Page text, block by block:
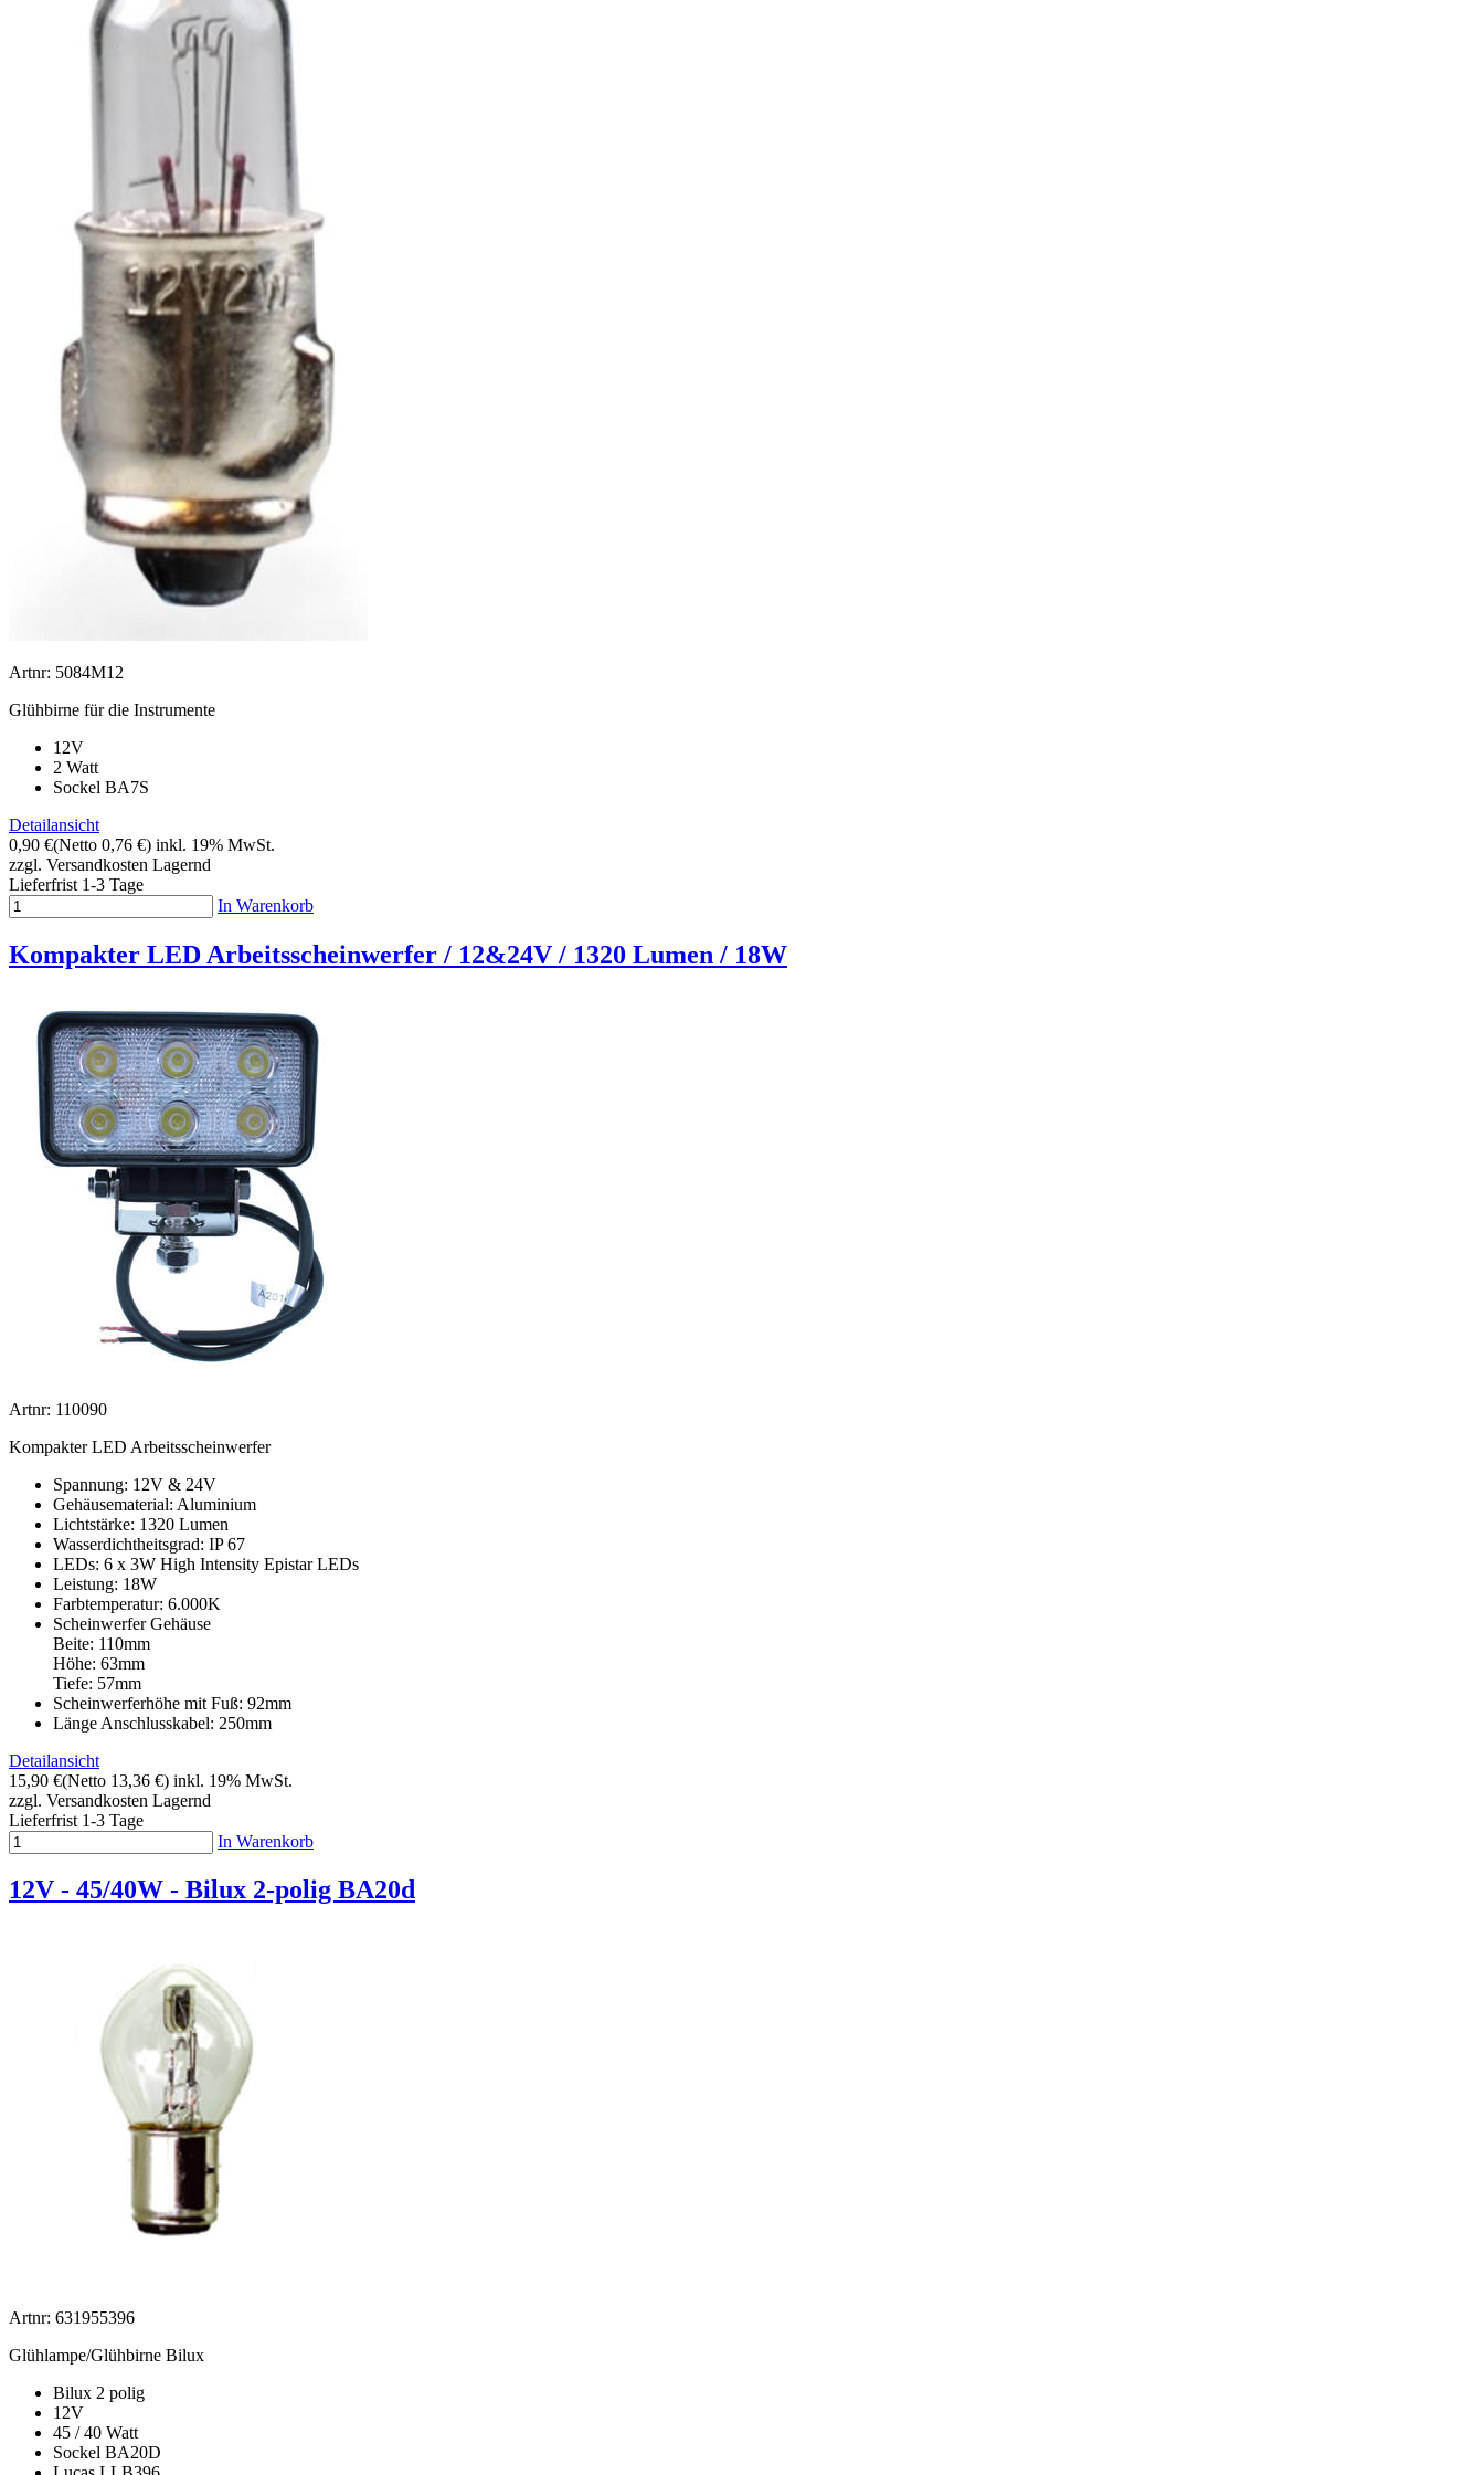
Artnr: 5084M12
Glühbirne für die Instrumente
12V
2 Watt
Sockel BA7S
Detailansicht
0,90 €(Netto 0,76 €) inkl. 19% MwSt.
zzgl. Versandkosten Lagernd
Lieferfrist 1-3 Tage
In Warenkorb
Kompakter LED Arbeitsscheinwerfer / 12&24V / 1320 Lumen / 18W
Artnr: 110090
Kompakter LED Arbeitsscheinwerfer
Spannung: 12V & 24V
Gehäusematerial: Aluminium
Lichtstärke: 1320 Lumen
Wasserdichtheitsgrad: IP 67
LEDs: 6 x 3W High Intensity Epistar LEDs
Leistung: 18W
Farbtemperatur: 6.000K
Scheinwerfer Gehäuse
Beite: 110mm
Höhe: 63mm
Tiefe: 57mm
Scheinwerferhöhe mit Fuß: 92mm
Länge Anschlusskabel: 250mm
Detailansicht
15,90 €(Netto 13,36 €) inkl. 19% MwSt.
zzgl. Versandkosten Lagernd
Lieferfrist 1-3 Tage
In Warenkorb
12V - 45/40W - Bilux 2-polig BA20d
Artnr: 631955396
Glühlampe/Glühbirne Bilux
Bilux 2 polig
12V
45 / 40 Watt
Sockel BA20D